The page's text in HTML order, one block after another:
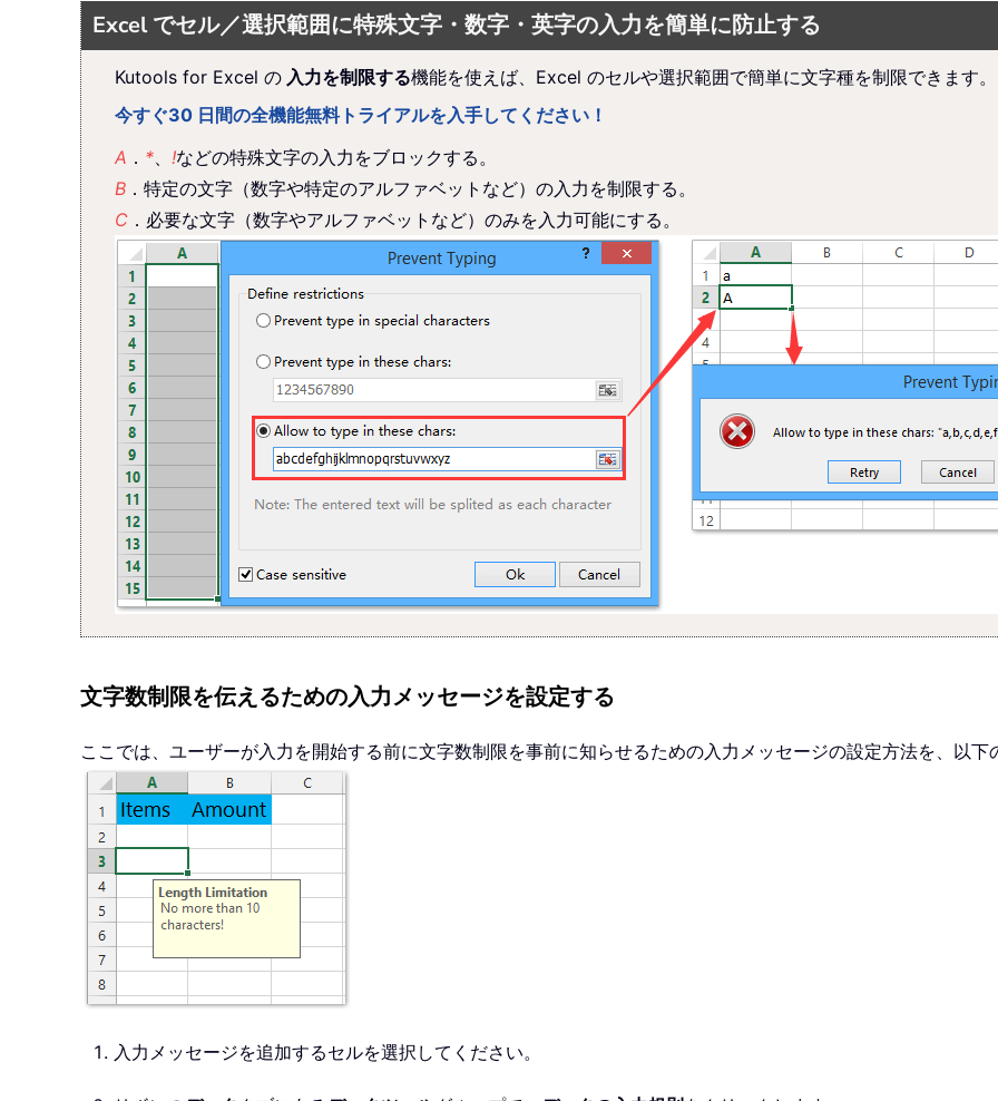
Excel でセル／選択範囲に特殊文字・数字・英字の入力を簡単に防止する
Kutools for Excel の 入力を制限する機能を使えば、Excel のセルや選択範囲で簡単に文字種を制限できます。
今すぐ30 日間の全機能無料トライアルを入手してください！
A ． *、 !などの特殊文字の入力をブロックする。
B ．特定の文字（数字や特定のアルファベットなど）の入力を制限する。
C ．必要な文字（数字やアルファベットなど）のみを入力可能にする。
文字数制限を伝えるための入力メッセージを設定する
ここでは、ユーザーが入力を開始する前に文字数制限を事前に知らせるための入力メッセージの設定方法を、以下
入力メッセージを追加するセルを選択してください。